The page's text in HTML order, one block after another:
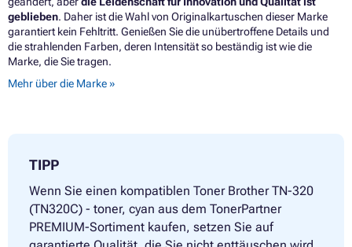
geblieben. Daher ist die Wahl von Originalkartuschen dieser Marke
garantiert kein Fehltritt. Genießen Sie die unübertroffene Details und
die strahlenden Farben, deren Intensität so beständig ist wie die
Marke, die Sie tragen.
Mehr über die Marke »
TIPP
Wenn Sie einen kompatiblen Toner Brother TN-320
(TN320C) - toner, cyan aus dem TonerPartner
PREMIUM-Sortiment kaufen, setzen Sie auf